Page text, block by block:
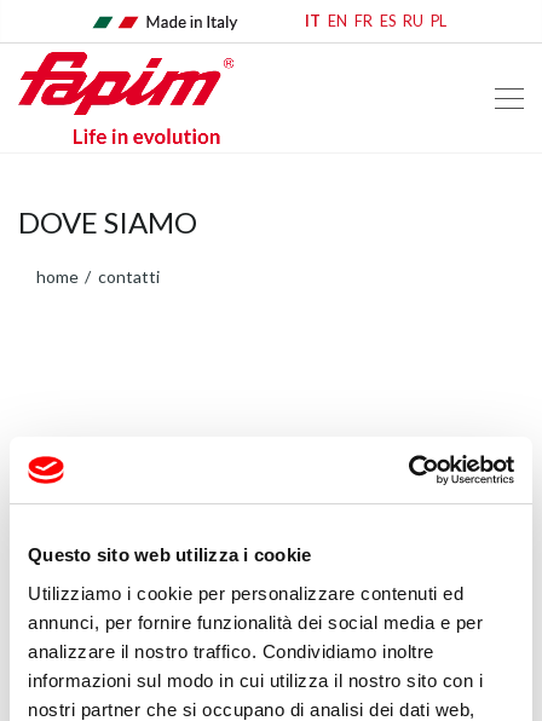
Questo sito web utilizza i cookie
Utilizziamo i cookie per personalizzare contenuti ed
annunci, per fornire funzionalità dei social media e per
analizzare il nostro traffico. Condividiamo inoltre
informazioni sul modo in cui utilizza il nostro sito con i
nostri partner che si occupano di analisi dei dati web,
IT EN FR ES RU PL
DOVE SIAMO
home contatti